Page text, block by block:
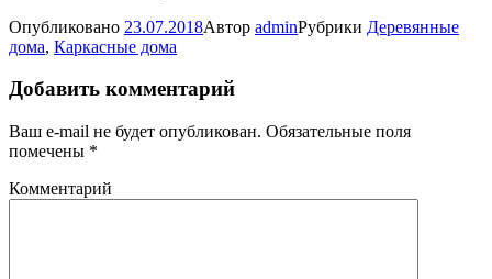
Опубликовано 23.07.2018Автор adminРубрики Деревянные
дома, Каркасные дома
Добавить комментарий
Ваш e-mail не будет опубликован. Обязательные поля
помечены *
Комментарий